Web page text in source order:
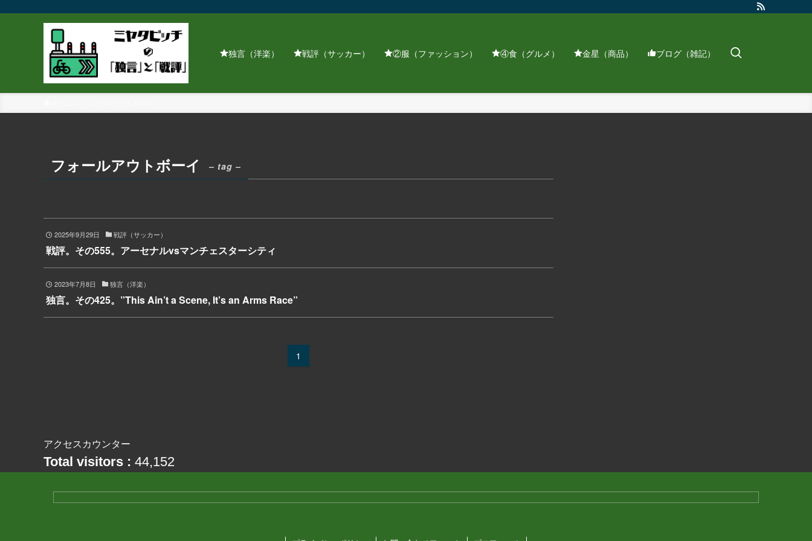
独言（洋楽） 戦評（サッカー） ②服（ファッション） ④食（グルメ） 金星（商品） ブログ（雑記）
フォールアウトボーイ – tag –
2025年9月29日 戦評（サッカー）
戦評。その555。アーセナルvsマンチェスターシティ
2023年7月8日 独言（洋楽）
独言。その425。”This Ain’t a Scene, It’s an Arms Race”
1
アクセスカウンター
Total visitors : 44,152